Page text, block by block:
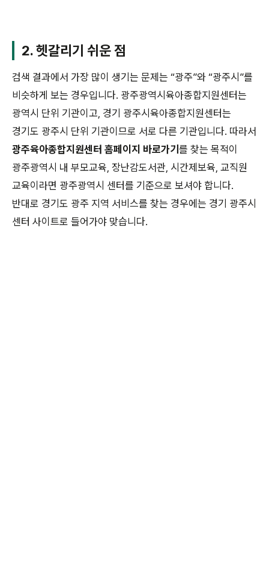
2. 헷갈리기 쉬운 점
검색 결과에서 가장 많이 생기는 문제는 “광주”와 “광주시”를
비슷하게 보는 경우입니다. 광주광역시육아종합지원센터는
광역시 단위 기관이고, 경기 광주시육아종합지원센터는
경기도 광주시 단위 기관이므로 서로 다른 기관입니다. 따라서
광주육아종합지원센터 홈페이지 바로가기 를 찾는 목적이
광주광역시 내 부모교육, 장난감도서관, 시간제보육, 교직원
교육이라면 광주광역시 센터를 기준으로 보셔야 합니다.
반대로 경기도 광주 지역 서비스를 찾는 경우에는 경기 광주시
센터 사이트로 들어가야 맞습니다.